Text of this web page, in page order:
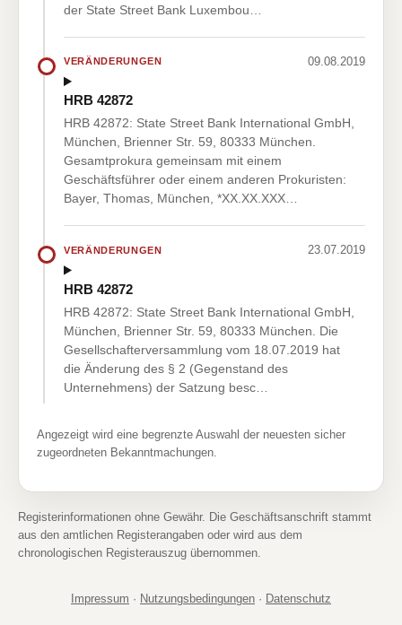
der State Street Bank Luxembou…
VERÄNDERUNGEN 09.08.2019
HRB 42872
HRB 42872: State Street Bank International GmbH,
München, Brienner Str. 59, 80333 München.
Gesamtprokura gemeinsam mit einem
Geschäftsführer oder einem anderen Prokuristen:
Bayer, Thomas, München, *XX.XX.XXX…
VERÄNDERUNGEN 23.07.2019
HRB 42872
HRB 42872: State Street Bank International GmbH,
München, Brienner Str. 59, 80333 München. Die
Gesellschafterversammlung vom 18.07.2019 hat
die Änderung des § 2 (Gegenstand des
Unternehmens) der Satzung besc…
Angezeigt wird eine begrenzte Auswahl der neuesten sicher
zugeordneten Bekanntmachungen.
Registerinformationen ohne Gewähr. Die Geschäftsanschrift stammt
aus den amtlichen Registerangaben oder wird aus dem
chronologischen Registerauszug übernommen.
Impressum · Nutzungsbedingungen · Datenschutz